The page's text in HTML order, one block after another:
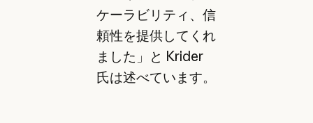
ケーラビリティ、信
頼性を提供してくれ
ました」と Krider
氏は述べています。